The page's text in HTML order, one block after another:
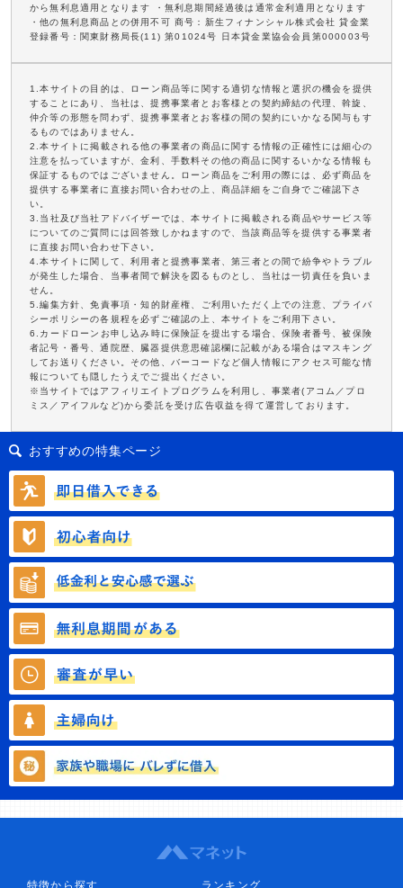
から無利息適用となります ・無利息期間経過後は通常金利適用となります
・他の無利息商品との併用不可 商号：新生フィナンシャル株式会社 貸金業
登録番号：関東財務局長(11) 第01024号 日本貸金業協会会員第000003号
1.本サイトの目的は、ローン商品等に関する適切な情報と選択の機会を提供
することにあり、当社は、提携事業者とお客様との契約締結の代理、斡旋、
仲介等の形態を問わず、提携事業者とお客様の間の契約にいかなる関与もす
るものではありません。
2.本サイトに掲載される他の事業者の商品に関する情報の正確性には細心の
注意を払っていますが、金利、手数料その他の商品に関するいかなる情報も
保証するものではございません。ローン商品をご利用の際には、必ず商品を
提供する事業者に直接お問い合わせの上、商品詳細をご自身でご確認下さ
い。
3.当社及び当社アドバイザーでは、本サイトに掲載される商品やサービス等
についてのご質問には回答致しかねますので、当該商品等を提供する事業者
に直接お問い合わせ下さい。
4.本サイトに関して、利用者と提携事業者、第三者との間で紛争やトラブル
が発生した場合、当事者間で解決を図るものとし、当社は一切責任を負いま
せん。
5.編集方針、免責事項・知的財産権、ご利用いただく上での注意、プライバ
シーポリシーの各規程を必ずご確認の上、本サイトをご利用下さい。
6.カードローンお申し込み時に保険証を提出する場合、保険者番号、被保険
者記号・番号、通院歴、臓器提供意思確認欄に記載がある場合はマスキング
してお送りください。その他、バーコードなど個人情報にアクセス可能な情
報についても隠したうえでご提出ください。
※当サイトではアフィリエイトプログラムを利用し、事業者(アコム／プロ
ミス／アイフルなど)から委託を受け広告収益を得て運営しております。
おすすめの特集ページ
特徴から探す
ランキング